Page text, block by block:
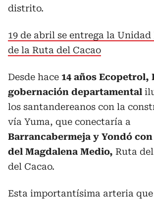
distrito.
19 de abril se entrega la
de la Ruta del Cacao
Desde hace 14 años Ecopetrol,
gobernación departamental
los santandereanos con la
vía Yuma, que conectaría a
Barrancabermeja y Yondó
del Magdalena Medio, Ruta
del Cacao.
Esta importantísima arteria que